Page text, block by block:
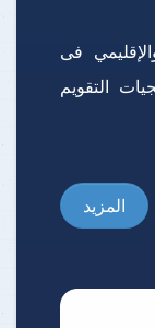
فى
التقويم
المزيد